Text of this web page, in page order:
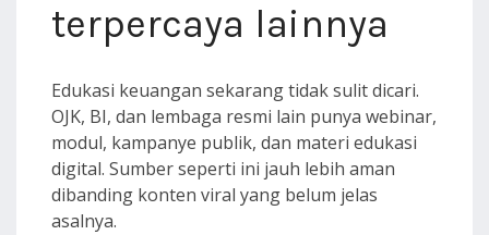
terpercaya lainnya
Edukasi keuangan sekarang tidak sulit dicari.
OJK, BI, dan lembaga resmi lain punya webinar,
modul, kampanye publik, dan materi edukasi
digital. Sumber seperti ini jauh lebih aman
dibanding konten viral yang belum jelas
asalnya.